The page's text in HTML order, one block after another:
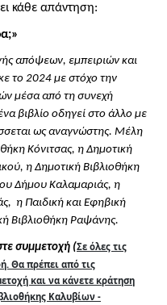
κάθε απάντηση:
απόψεων, εμπειριών και
το 2024 με στόχο την
μέσα από τη συνεχή
βιβλίο οδηγεί στο άλλο με
ως αναγνώστης. Μέλη
Κόνιτσας, η Δημοτική
η Δημοτική Βιβλιοθήκη
Δήμου Καλαμαριάς, η
η Παιδική και Εφηβική
Βιβλιοθήκη Ραψάνης.
συμμετοχή (Σε όλες τις
Θα πρέπει από τις
και να κάνετε κράτηση
Καλυβίων -